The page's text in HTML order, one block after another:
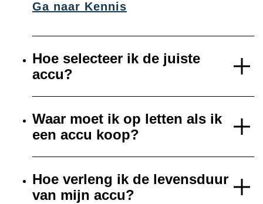
Ga naar Kennis
Hoe selecteer ik de juiste
accu?
Waar moet ik op letten als ik
een accu koop?
Hoe verleng ik de levensduur
van mijn accu?